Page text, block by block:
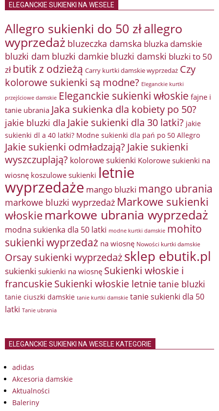
ELEGANCKIE SUKIENKI NA WESELE
Allegro sukienki do 50 złallegro
wyprzedaż bluzeczka damska bluzka damskie
bluzki dam bluzki damkie bluzki damski bluzki to 50
zł butik z odzieżą Carry kurtki damskie wyprzedaż Czy
kolorowe sukienki są modne? Eleganckie kurtki
przejściowe damskie Eleganckie sukienki włoskie fajne i
tanie ubrania Jaka sukienka dla kobiety po 50?
jakie bluzki dla Jakie sukienki dla 30 latki? jakie
sukienki dl a 40 latki? Modne sukienki dla pań po 50 Allegro
Jakie sukienki odmładzają? Jakie sukienki
wyszczuplają? kolorowe sukienki Kolorowe sukienki na
wiosnę koszulowe sukienki letnie
wyprzedaże mango bluzki mango ubrania
markowe bluzki wyprzedaż Markowe sukienki
włoskie markowe ubrania wyprzedaż
modna sukienka dla 50 latki modne kurtki damskie mohito
sukienki wyprzedaż na wiosnę Nowości kurtki damskie
Orsay sukienki wyprzedażsklep ebutik.pl
sukienki sukienki na wiosnę Sukienki włoskie i
francuskieSukienki włoskie letnietanie bluzki
tanie ciuszki damskie tanie kurtki damskie tanie sukienki dla 50
latki Tanie ubrania
ELEGANCKIE SUKIENKI NA WESELE KATEGORIE
adidas
Akcesoria damskie
Aktualności
Baleriny